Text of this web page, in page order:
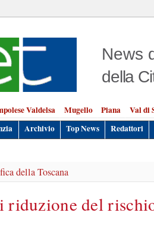
News
della
Valdelsa Mugello Piana Val di
Archivio Top News Redattori
della Toscana
riduzione del